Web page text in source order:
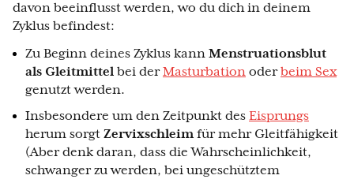
davon beeinflusst werden, wo du dich in deinem
Zyklus befindest:
Zu Beginn deines Zyklus kann Menstruationsblut
als Gleitmittel bei derMasturbation oderbeim Sex
genutzt werden.
Insbesondere um den Zeitpunkt des Eisprungs
herum sorgt Zervixschleim für mehr Gleitfähigkeit
(Aber denk daran, dass die Wahrscheinlichkeit,
schwanger zu werden, bei ungeschütztem